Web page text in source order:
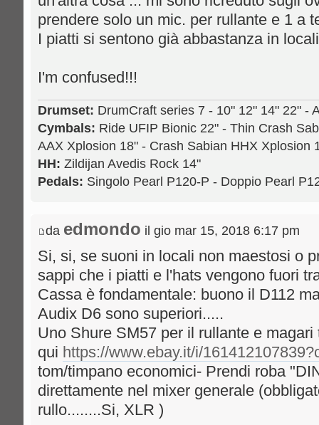
prendere solo un mic. per rullante e 1 a
I piatti si sentono già abbastanza in
I'm confused!!!
Drumset: DrumCraft series 7 - 10" 12" 14" 22" -
Cymbals: Ride UFIP Bionic 22" - Thin Crash
AAX Xplosion 18" - Crash Sabian HHX Xplosion
HH: Zildijan Avedis Rock 14"
Pedals: Singolo Pearl P120-P - Doppio Pearl
da edmondo il gio mar 15, 2018 6:17 pm
Si, si, se suoni in locali non maestosi o
sappi che i piatti e l'hats vengono fuori
Cassa è fondamentale: buono il D112
Audix D6 sono superiori.....
Uno Shure SM57 per il rullante e
qui https://www.ebay.it/i/
tom/timpano economici- Prendi roba
direttamente nel mixer generale
rullo........Si, XLR )